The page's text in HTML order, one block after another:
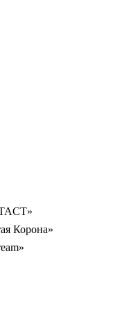
Корона»